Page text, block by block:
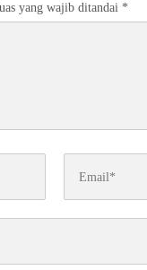
yang wajib ditandai *